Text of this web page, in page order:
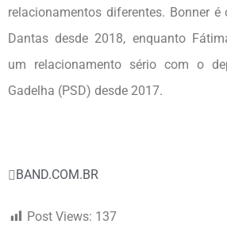
relacionamentos diferentes. Bonner
Dantas desde 2018, enquanto
um relacionamento sério com o
Gadelha (PSD) desde 2017.
BAND.COM.BR
Post Views: 137